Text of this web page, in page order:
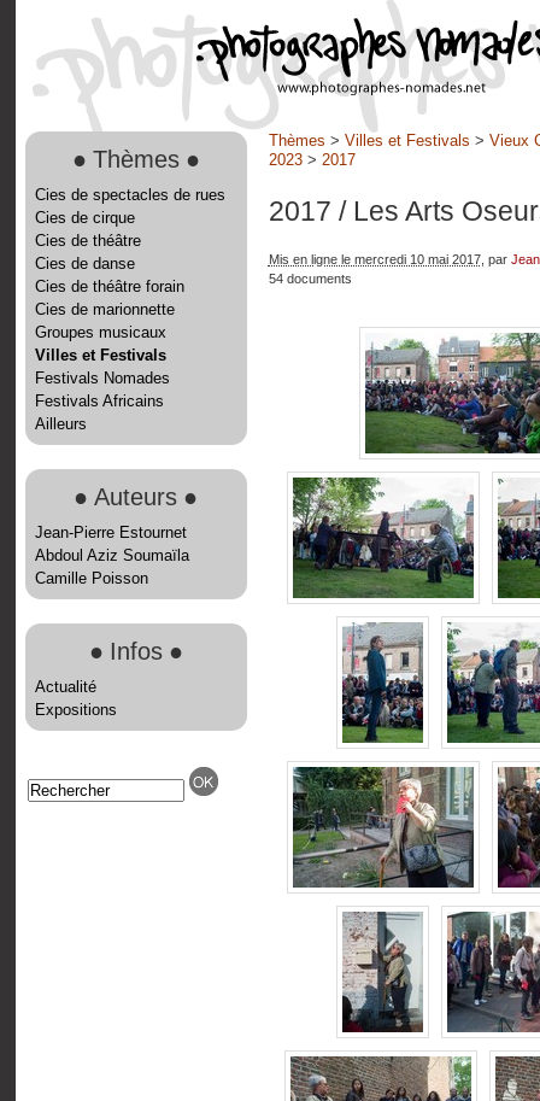
● Thèmes ●
Cies de spectacles de rues
Cies de cirque
Cies de théâtre
Cies de danse
Cies de théâtre forain
Cies de marionnette
Groupes musicaux
Villes et Festivals
Festivals Nomades
Festivals Africains
Ailleurs
● Auteurs ●
Jean-Pierre Estournet
Abdoul Aziz Soumaïla
Camille Poisson
● Infos ●
Actualité
Expositions
Thèmes > Villes et Festivals > Vieux
2023> 2017
2017 / Les Arts
Mis en ligne le mercredi 10 mai 2017, par
54 documents